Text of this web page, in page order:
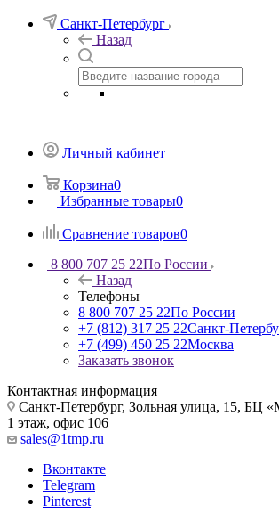
Санкт-Петербург
Назад
Личный кабинет
Корзина0
Избранные товары0
Сравнение товаров0
8 800 707 25 22По России
Назад
Телефоны
8 800 707 25 22По России
+7 (812) 317 25 22Санкт-
+7 (499) 450 25 22Москва
Заказать звонок
Контактная информация
Санкт-Петербург, Зольная улица, 15, БЦ
1 этаж, офис 106
sales@1tmp.ru
Вконтакте
Telegram
Pinterest